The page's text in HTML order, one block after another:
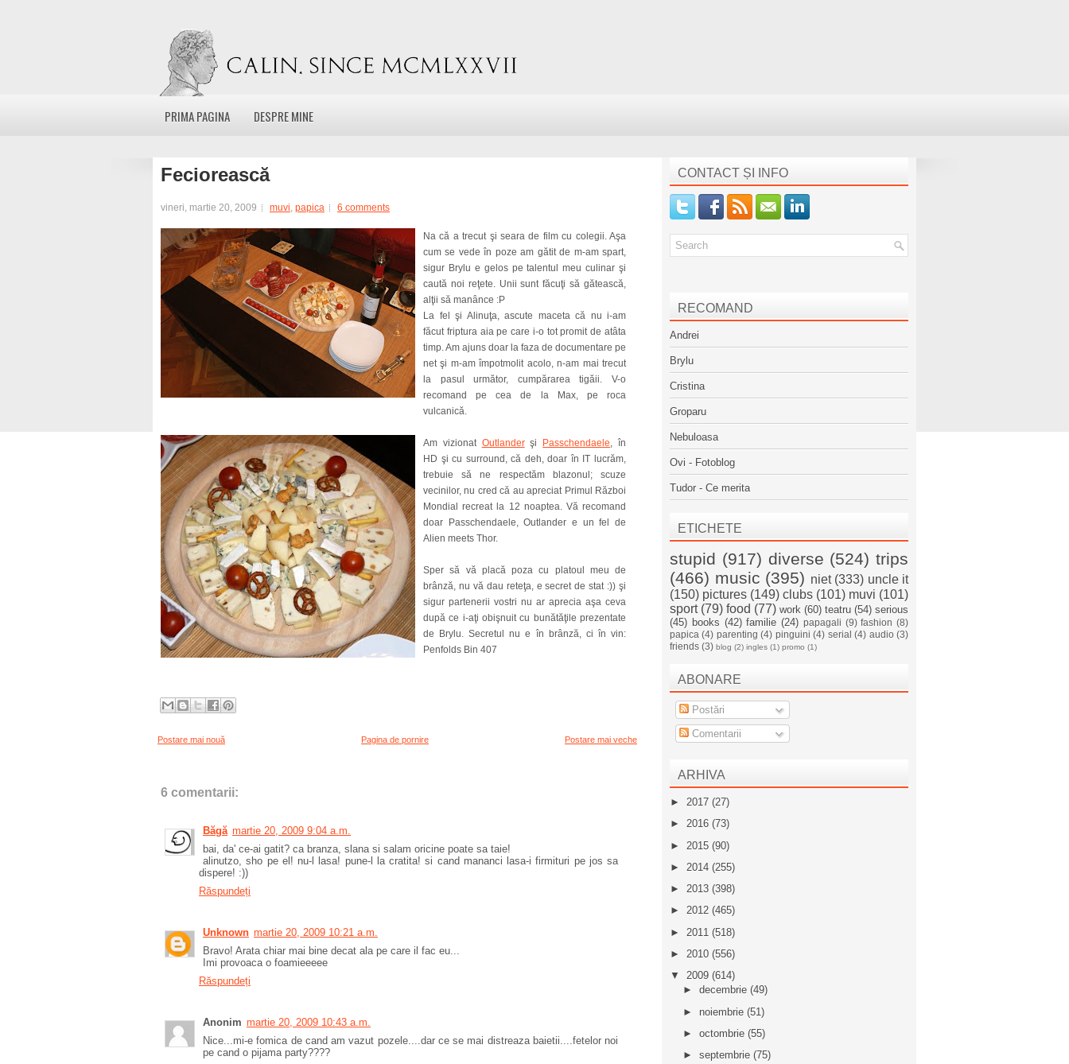
PRIMA PAGINA DESPRE MINE
Feciorească
vineri, martie 20, 2009 muvi, papica 6 comments
Na că a trecut şi seara de film cu colegii. Aşa
cum se vede în poze am gătit de m-am spart,
sigur Brylu e gelos pe talentul meu culinar şi
caută noi reţete. Unii sunt făcuţi să gătească,
alţii să manânce :P
La fel şi Alinuţa, ascute maceta că nu i-am
făcut friptura aia pe care i-o tot promit de atâta
timp. Am ajuns doar la faza de documentare pe
net şi m-am împotmolit acolo, n-am mai trecut
la pasul următor, cumpărarea tigăii. V-o
recomand pe cea de la Max, pe roca
vulcanică.
Am vizionat Outlanderşi Passchendaele, în
HD şi cu surround, că deh, doar în IT lucrăm,
trebuie să ne respectăm blazonul; scuze
vecinilor, nu cred că au apreciat Primul Război
Mondial recreat la 12 noaptea. Vă recomand
doar Passchendaele, Outlander e un fel de
Alien meets Thor.
Sper să vă placă poza cu platoul meu de
brânză, nu vă dau reteţa, e secret de stat :)) şi
sigur partenerii vostri nu ar aprecia aşa ceva
după ce i-aţi obişnuit cu bunătăţile prezentate
de Brylu. Secretul nu e în brânză, ci în vin:
Penfolds Bin 407
Postare mai nouă Postare mai veche
Pagina de pornire
6 comentarii:
Băgă martie 20, 2009 9:04 a.m.
bai, da' ce-ai gatit? ca branza, slana si salam oricine poate sa taie!
alinutzo, sho pe el! nu-l lasa! pune-l la cratita! si cand mananci lasa-i firmituri pe jos sa
dispere! :))
Răspundeți
Unknown martie 20, 2009 10:21 a.m.
Bravo! Arata chiar mai bine decat ala pe care il fac eu...
Imi provoaca o foamieeeee
Răspundeți
Anonim martie 20, 2009 10:43 a.m.
Nice...mi-e fomica de cand am vazut pozele....dar ce se mai distreaza baietii....fetelor noi
pe cand o pijama party????
CONTACT ȘI INFO
RECOMAND
Andrei
Brylu
Cristina
Groparu
Nebuloasa
Ovi - Fotoblog
Tudor - Ce merita
ETICHETE
stupid (917) diverse (524) trips
(466) music (395) niet (333) uncle it
(150) pictures (149) clubs (101) muvi (101)
sport (79) food (77) work (60) teatru (54) serious
(45) books (42) familie (24) papagali (9) fashion (8)
papica (4) parenting (4) pinguini (4) serial (4) audio (3)
friends (3) blog (2) ingles (1) promo (1)
ABONARE
Postări
Comentarii
ARHIVA
► 2017 (27)
► 2016 (73)
► 2015 (90)
► 2014 (255)
► 2013 (398)
► 2012 (465)
► 2011 (518)
► 2010 (556)
▼ 2009 (614)
► decembrie (49)
► noiembrie (51)
► octombrie (55)
► septembrie (75)